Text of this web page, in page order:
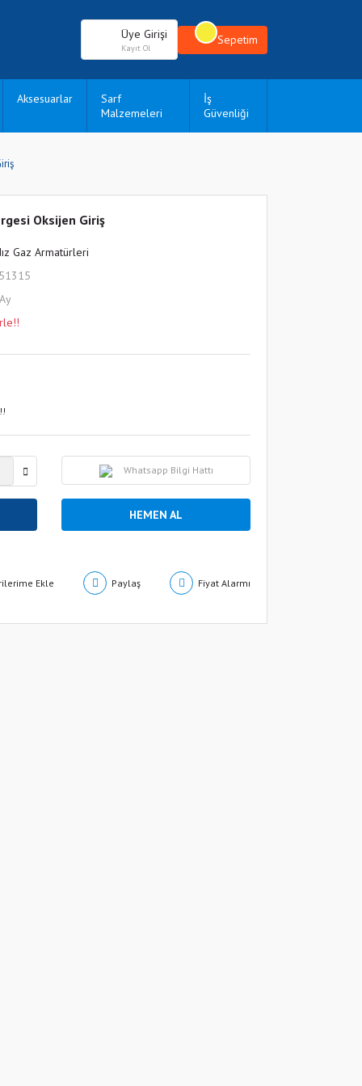
Üye Girişi
Kayıt Ol
Sepetim
Aksesuarlar
Sarf
Malzemeleri
İş
Güvenliği
Oksijen Giriş
Gaz Armatürleri
Whatsapp Bilgi Hattı
HEMEN AL
Paylaş Fiyat Alarmı